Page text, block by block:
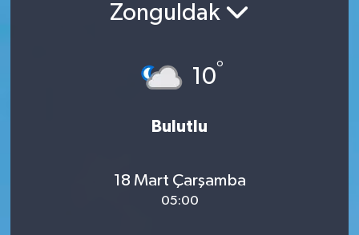
Zonguldak
10°
Bulutlu
18 Mart Çarşamba
05:00